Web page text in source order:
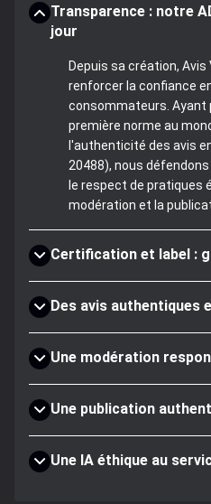
Transparence : notre
jour
Depuis sa création,
renforcer la confiance
consommateurs. Ayant
première norme au
l'authenticité des avis
20488), nous
le respect de pratiques
modération et la
Certification et label :
Des avis authentiques
Une modération
Une publication
Une IA éthique au